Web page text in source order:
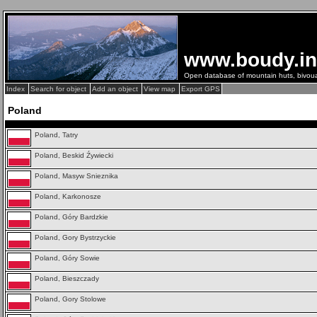
Open database of mountain huts,
Index
Search for object Add an object View map Export GPS
Poland
Poland, Tatry
Poland, Beskid Źywiecki
Poland, Masyw Snieznika
Poland, Karkonosze
Poland, Góry Bardzkie
Poland, Gory Bystrzyckie
Poland, Góry Sowie
Poland, Bieszczady
Poland, Gory Stolowe